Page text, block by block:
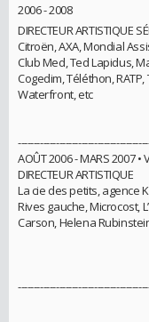
2006 - 2008
DIRECTEUR ARTISTIQUE
Citroën, AXA, Mondial
Club Med, Ted Lapidus,
Cogedim, Téléthon,
Waterfront, etc
AOÛT 2006 - MARS 2007 •
DIRECTEUR ARTISTIQUE
La cie des petits, agence
Rives gauche, Microcost,
Carson, Helena